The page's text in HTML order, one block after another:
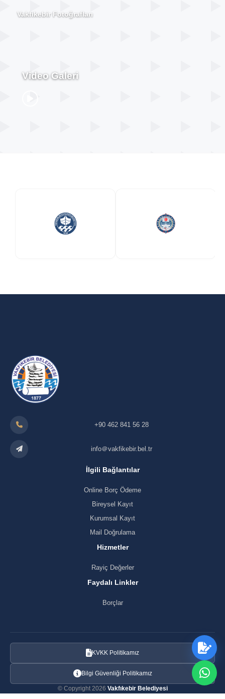
Vakfıkebir Fotoğrafları
Video Galeri
+90 462 841 56 28
info＠vakfikebir.bel.tr
İlgili Bağlantılar
Online Borç Ödeme
Bireysel Kayıt
Kurumsal Kayıt
Mail Doğrulama
Hizmetler
Rayiç Değerler
Faydalı Linkler
Borçlar
KVKK Politikamız
Bilgi Güvenliği Politikamız
© Copyright 2026 Vakfıkebir Belediyesi